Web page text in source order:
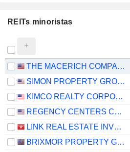
REITs minoristas
THE MACERICH COMPANY
SIMON PROPERTY GROUP, INC.
KIMCO REALTY CORPORATION
REGENCY CENTERS CORPORATION
LINK REAL ESTATE INVESTMENT TRUST
BRIXMOR PROPERTY GROUP INC.